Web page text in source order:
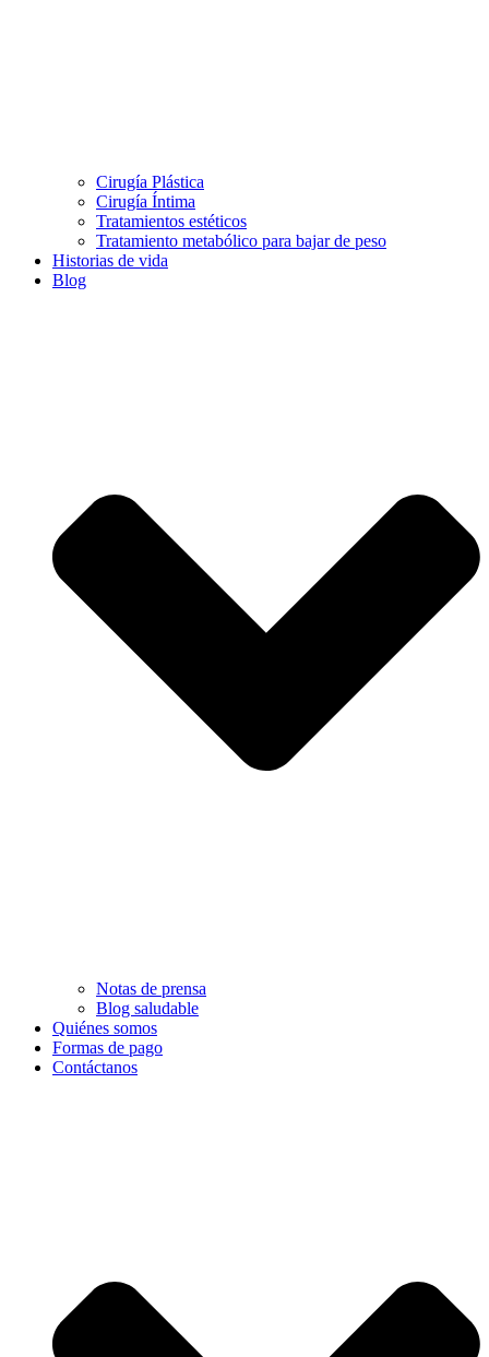
Cirugía Plástica
Cirugía Íntima
Tratamientos estéticos
Tratamiento metabólico para bajar de peso
Historias de vida
Blog
Notas de prensa
Blog saludable
Quiénes somos
Formas de pago
Contáctanos